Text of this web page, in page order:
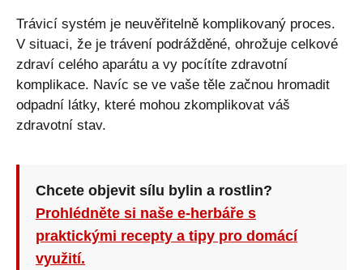
Trávicí systém je neuvěřitelně komplikovaný proces.
V situaci, že je trávení podrážděné, ohrožuje celkové
zdraví celého aparátu a vy pocítíte zdravotní
komplikace. Navíc se ve vaše těle začnou hromadit
odpadní látky, které mohou zkomplikovat váš
zdravotní stav.
Chcete objevit sílu bylin a rostlin?
Prohlédněte si naše e-herbáře s
praktickými recepty a tipy pro domácí
využití.